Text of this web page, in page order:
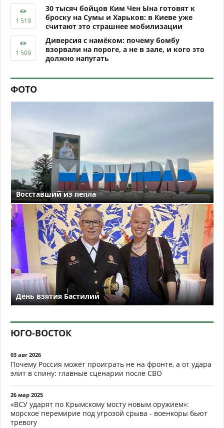
30 тысяч бойцов Ким Чен Ына готовят к
броску на Сумы и Харьков: в Киеве уже
считают это страшнее мобилизации
Диверсия с намёком: почему бомбу
взорвали на пороге, а не в зале, и кого это
должно напугать
ФОТО
Восставший из пепла
День взятия Бастилии
ЮГО-ВОСТОК
03 авг 2026
Почему Россия может проиграть не на фронте, а от удара
элит в спину: главные сценарии после СВО
26 мар 2025
«ВСУ ударят по Крымскому мосту новым оружием»:
морское перемирие под угрозой срыва - военкоры бьют
тревогу